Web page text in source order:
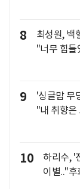
8
최성원, 백
"너무 힘
9
'싱글맘 무
"내 취향은
10
하리수, '
이별.."후